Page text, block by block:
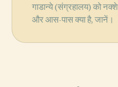
गाडान्ये (संग्रहालय) को
और आस-पास क्या है, जानें।